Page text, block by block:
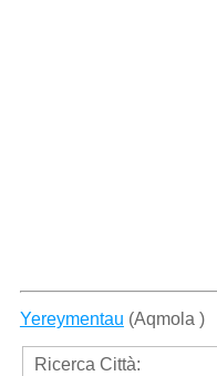
Yereymentau (Aqmola )
Ricerca Città: